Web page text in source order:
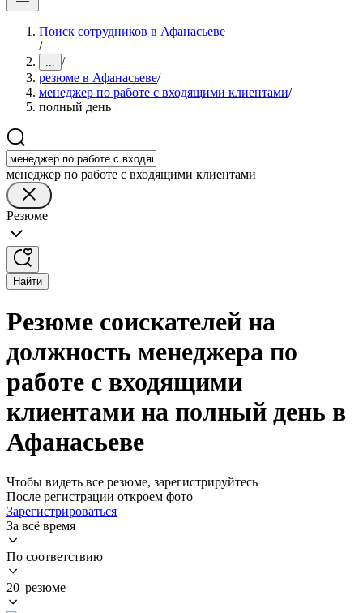
Поиск сотрудников в Афанасьеве
/
... /
резюме в Афанасьеве/
менеджер по работе с входящими клиентами/
полный день
менеджер по работе с входящими клиентами
Резюме
Найти
Резюме соискателей на
должность менеджера по
работе с входящими
клиентами на полный день в
Афанасьеве
Чтобы видеть все резюме, зарегистрируйтесь
После регистрации откроем фото
Зарегистрироваться
За всё время
По соответствию
20 резюме